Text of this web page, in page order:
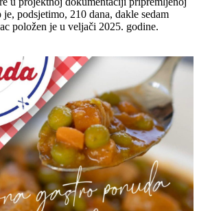
podsjetimo, 210 dana, dakle sedam
položen je u veljači 2025. godine.